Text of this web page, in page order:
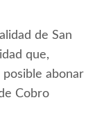
de San
que,
posible abonar
Cobro